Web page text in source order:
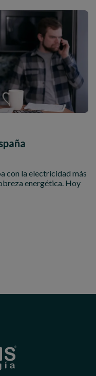
con la electricidad más
energética. Hoy